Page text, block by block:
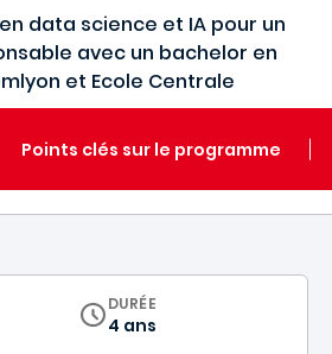
data science et IA pour un
avec un bachelor en
et Ecole Centrale
Points clés sur le programme
DURÉE
4 ans